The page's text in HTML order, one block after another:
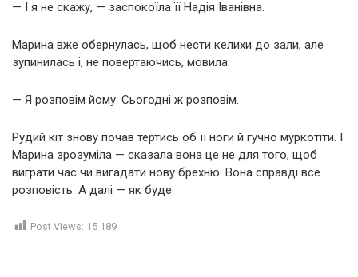
— І я не скажу, — заспокоїла її Надія Іванівна.
Марина вже обернулась, щоб нести келихи до зали, але
зупинилась і, не повертаючись, мовила:
— Я розповім йому. Сьогодні ж розповім.
Рудий кіт знову почав тертись об її ноги й гучно муркотіти. І
Марина зрозуміла — сказала вона це не для того, щоб
виграти час чи вигадати нову брехню. Вона справді все
розповість. А далі — як буде.
Post Views: 15 189